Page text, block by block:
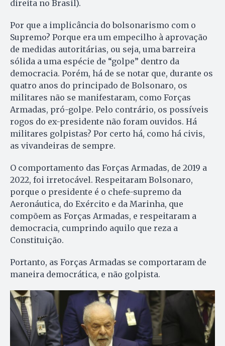
direita no Brasil).
Por que a implicância do bolsonarismo com o
Supremo? Porque era um empecilho à aprovação
de medidas autoritárias, ou seja, uma barreira
sólida a uma espécie de “golpe” dentro da
democracia. Porém, há de se notar que, durante os
quatro anos do principado de Bolsonaro, os
militares não se manifestaram, como Forças
Armadas, pró-golpe. Pelo contrário, os possíveis
rogos do ex-presidente não foram ouvidos. Há
militares golpistas? Por certo há, como há civis,
as vivandeiras de sempre.
O comportamento das Forças Armadas, de 2019 a
2022, foi irretocável. Respeitaram Bolsonaro,
porque o presidente é o chefe-supremo da
Aeronáutica, do Exército e da Marinha, que
compõem as Forças Armadas, e respeitaram a
democracia, cumprindo aquilo que reza a
Constituição.
Portanto, as Forças Armadas se comportaram de
maneira democrática, e não golpista.